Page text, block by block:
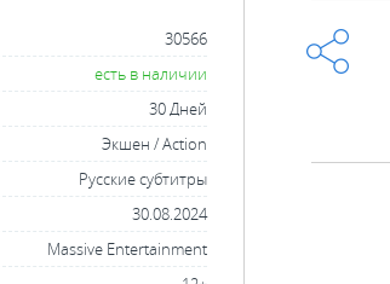
30566
есть в наличии
30 Дней
Экшен / Action
Русские субтитры
30.08.2024
Massive Entertainment